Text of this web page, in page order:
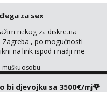
za sex
nekog za diskretna
Zagreba , po mogućnosti
na link ispod i nadji me
mušku osobu
bi djevojku sa 3500€/mj🌹